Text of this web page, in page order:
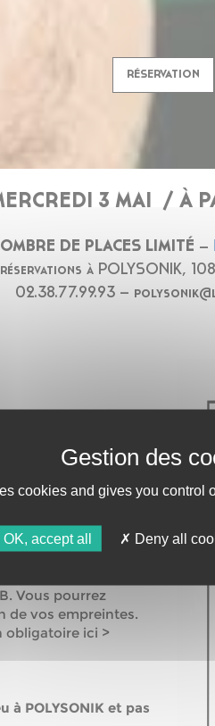
RÉSERVATION
3 MAI / À
DE PLACES LIMITÉ –
à POLYSONIK,
02.38.77.99.93 –
et son relais
organisent une
auditives sur
prix négocié de 89
parmi les 6
Vous pourrez
de vos empreintes.
obligatoire ici >
à POLYSONIK et pas
cookies and gives you control
OK, accept all Deny all